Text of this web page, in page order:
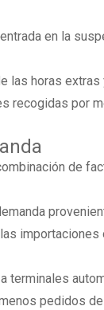
en la
las horas
recogidas por
de
importaciones
terminales
pedidos de